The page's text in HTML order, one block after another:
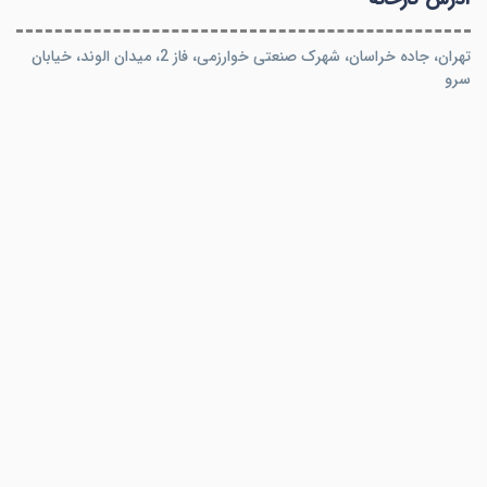
تهران، جاده خراسان، شهرک صنعتی خوارزمی، فاز 2، میدان الوند، خیابان
سرو